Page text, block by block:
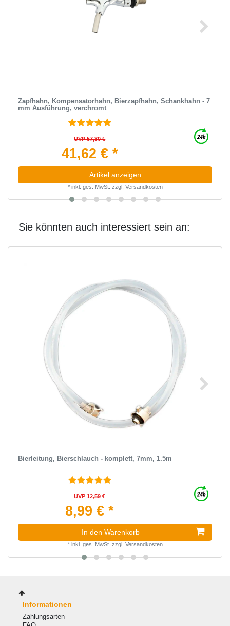
Zapfhahn, Kompensatorhahn, Bierzapfhahn, Schankhahn - 7
mm Ausführung, verchromt
UVP 57,30 €
41,62 € *
Artikel anzeigen
* inkl. ges. MwSt. zzgl. Versandkosten
Sie könnten auch interessiert sein an:
Bierleitung, Bierschlauch - komplett, 7mm, 1.5m
UVP 12,59 €
8,99 € *
In den Warenkorb
* inkl. ges. MwSt. zzgl. Versandkosten
Informationen
Zahlungsarten